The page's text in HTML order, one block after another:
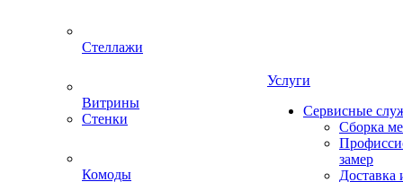
Стеллажи
Витрины
Стенки
Комоды
Услуги
Сервисные
Сборка
замер
Доставка